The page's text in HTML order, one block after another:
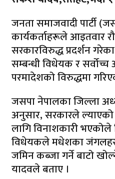
जनता समाजवादी पार्टी
कार्यकर्ताहरूले आइतवार
सरकारविरुद्ध प्रदर्शन
सम्बन्धी विधेयक र
परमादेशको विरुद्धमा
जसपा नेपालका जिल्ला
अनुसार, सरकारले
लागि विनाशकारी भएकोले
विधेयकले मधेशका
जमिन कब्जा गर्ने बाटो
यादवले बताए ।